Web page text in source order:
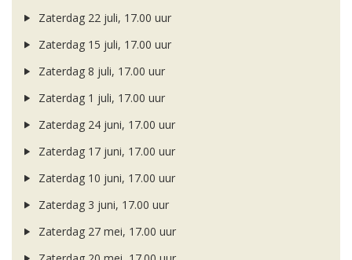
Zaterdag 22 juli, 17.00 uur
Zaterdag 15 juli, 17.00 uur
Zaterdag 8 juli, 17.00 uur
Zaterdag 1 juli, 17.00 uur
Zaterdag 24 juni, 17.00 uur
Zaterdag 17 juni, 17.00 uur
Zaterdag 10 juni, 17.00 uur
Zaterdag 3 juni, 17.00 uur
Zaterdag 27 mei, 17.00 uur